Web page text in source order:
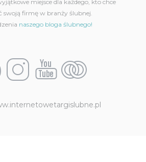
miejsce dla każdego, kto chce
swoją firmę w branży ślubnej.
naszego bloga ślubnego!